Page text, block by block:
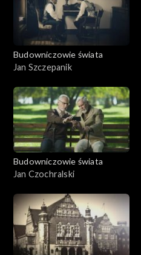
Budowniczowie świata
Jan Szczepanik
Budowniczowie świata
Jan Czochralski